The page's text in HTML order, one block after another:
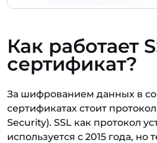
Как работает
сертификат?
За шифрованием данных в
сертификатах стоит
Security). SSL как протокол
используется с 2015 года, но